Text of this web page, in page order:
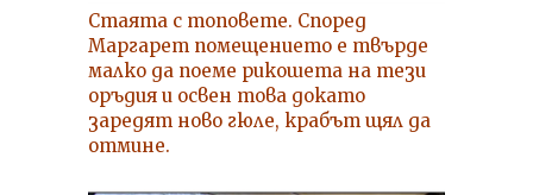
Стаята с топовете. Според
Маргарет помещението е твърде
малко да поеме рикошета на тези
оръдия и освен това докато
заредят ново гюле, крабът щял да
отмине.